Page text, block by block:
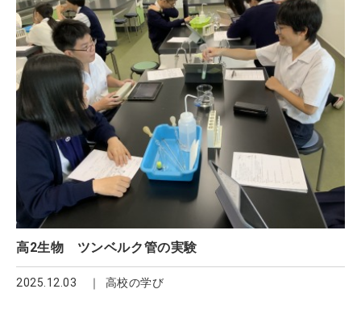
高2生物 ツンベルク管の実験
2025.12.03 高校の学び